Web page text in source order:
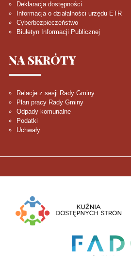
Deklaracja dostępności
Informacja o działalności urzędu ETR
Cyberbezpieczeństwo
Biuletyn Informacji Publicznej
NA SKRÓTY
Relacje z sesji Rady Gminy
Plan pracy Rady Gminy
Odpady komunalne
Podatki
Uchwały